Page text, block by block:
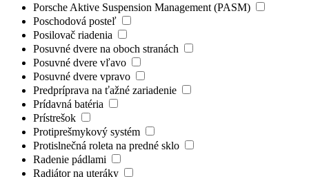
Porsche Aktive Suspension Management (PASM)
Poschodová posteľ
Posilovač riadenia
Posuvné dvere na oboch stranách
Posuvné dvere vľavo
Posuvné dvere vpravo
Predpríprava na ťažné zariadenie
Prídavná batéria
Prístrešok
Protiprešmykový systém
Protislnečná roleta na predné sklo
Radenie pádlami
Radiátor na uteráky